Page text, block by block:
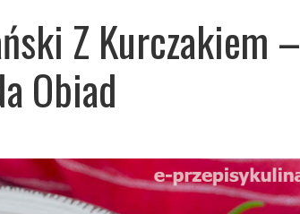
Z Kurczakiem –
Obiad